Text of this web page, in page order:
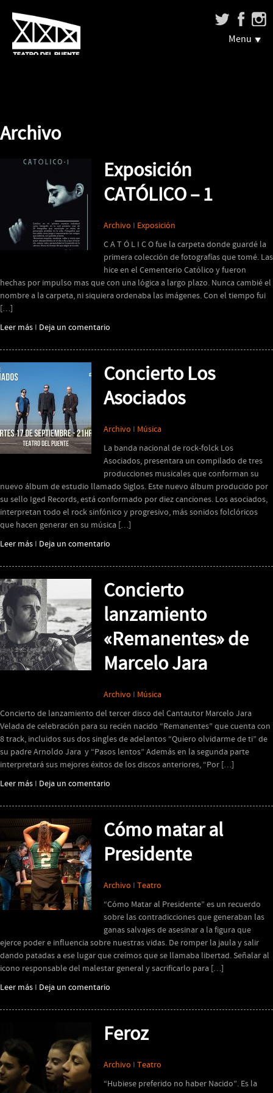
Menu
Archivo
Exposición
CATÓLICO – 1
Archivo I Exposición
C A T Ó L I C O fue la carpeta donde guardé la
primera colección de fotografías que tomé. Las
hice en el Cementerio Católico y fueron
hechas por impulso mas que con una lógica a largo plazo. Nunca cambié el
nombre a la carpeta, ni siquiera ordenaba las imágenes. Con el tiempo fui
[…]
Leer más I Deja un comentario
Concierto Los
Asociados
Archivo I Música
La banda nacional de rock-folck Los
Asociados, presentara un compilado de tres
producciones musicales que conforman su
nuevo álbum de estudio llamado Siglos. Este nuevo álbum producido por
su sello Iged Records, está conformado por diez canciones. Los asociados,
interpretan todo el rock sinfónico y progresivo, más sonidos folclóricos
que hacen generar en su música […]
Leer más I Deja un comentario
Concierto
lanzamiento
«Remanentes» de
Marcelo Jara
Archivo I Música
Concierto de lanzamiento del tercer disco del Cantautor Marcelo Jara
Velada de celebración para su recién nacido “Remanentes” que cuenta con
8 track, incluidos sus dos singles de adelantos “Quiero olvidarme de ti” de
su padre Arnoldo Jara y “Pasos lentos” Además en la segunda parte
interpretará sus mejores éxitos de los discos anteriores, “Por […]
Leer más I Deja un comentario
Cómo matar al
Presidente
Archivo I Teatro
“Cómo Matar al Presidente” es un recuerdo
sobre las contradicciones que generaban las
ganas salvajes de asesinar a la figura que
ejerce poder e influencia sobre nuestras vidas. De romper la jaula y salir
dando patadas a ese lugar que creímos que se llamaba libertad. Señalar al
icono responsable del malestar general y sacrificarlo para […]
Leer más I Deja un comentario
Feroz
Archivo I Teatro
“Hubiese preferido no haber Nacido”. Es la